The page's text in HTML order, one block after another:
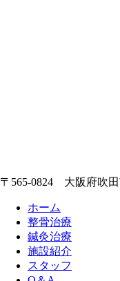
〒565-0824 大阪府吹田
ホーム
整骨治療
鍼灸治療
施設紹介
スタッフ